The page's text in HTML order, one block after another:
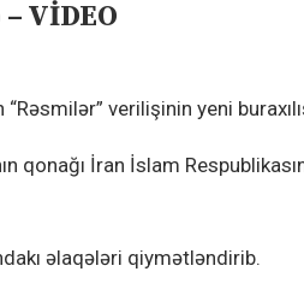
VİDEO
verilişinin yeni
qonağı İran İslam
əlaqələri qiymətləndirib.